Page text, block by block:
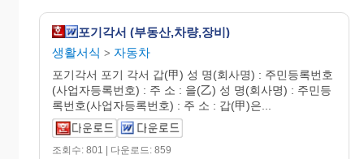
포기각서 (부동산,차량,장비)
생활서식 > 자동차
포기각서 포기 각서 갑(甲) 성 명(회사명) : 주민등록번호
(사업자등록번호) : 주 소 : 을(乙) 성 명(회사명) : 주민등
록번호(사업자등록번호) : 주 소 : 갑(甲)은...
조회수: 801 | 다운로드: 859